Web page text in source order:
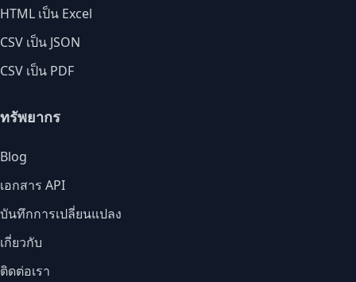
HTML เป็น Excel
CSV เป็น JSON
CSV เป็น PDF
ทรัพยากร
Blog
เอกสาร API
บันทึกการเปลี่ยนแปลง
เกี่ยวกับ
ติดต่อเรา